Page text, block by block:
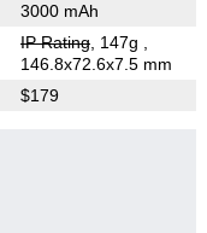
3000 mAh
IP Rating, 147g
146.8x72.6x7.5 mm
$179